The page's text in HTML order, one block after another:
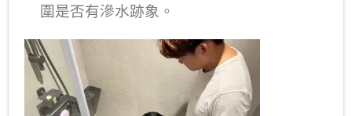
圍是否有滲水跡象。